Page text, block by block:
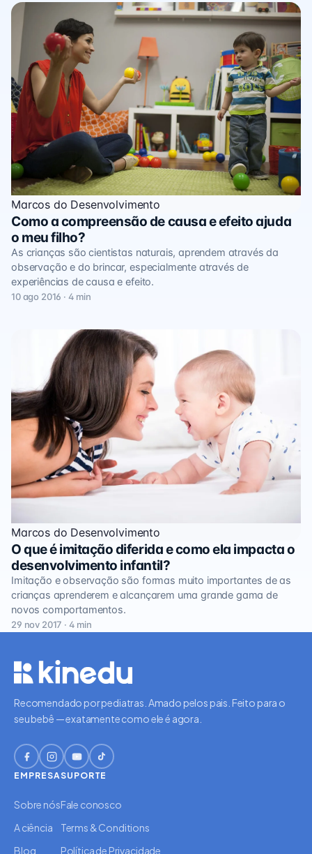
Marcos do Desenvolvimento
Como a compreensão de causa e efeito ajuda
o meu filho?
As crianças são cientistas naturais, aprendem através da
observação e do brincar, especialmente através de
experiências de causa e efeito.
10 ago 2016 · 4 min
Marcos do Desenvolvimento
O que é imitação diferida e como ela impacta o
desenvolvimento infantil?
Imitação e observação são formas muito importantes de as
crianças aprenderem e alcançarem uma grande gama de
novos comportamentos.
29 nov 2017 · 4 min
Recomendado por pediatras. Amado pelos pais. Feito para o
seu bebê — exatamente como ele é agora.
EMPRESA
Sobre nós
A ciência
Blog
SUPORTE
Fale conosco
Terms & Conditions
Política de Privacidade